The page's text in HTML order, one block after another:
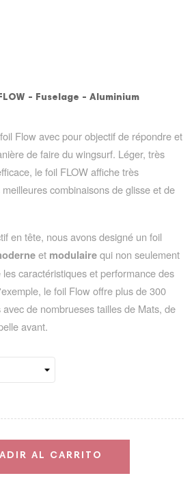
- Fuselage - Aluminium
Flow avec pour objectif de répondre et
de faire du wingsurf. Léger, très
le foil FLOW affiche très
combinaisons de glisse et de
en tête, nous avons designé un foil
et modulairequi non seulement
caractéristiques et performance des
le foil Flow offre plus de 300
de nombrueses tailles de Mats, de
avant.
AL CARRITO